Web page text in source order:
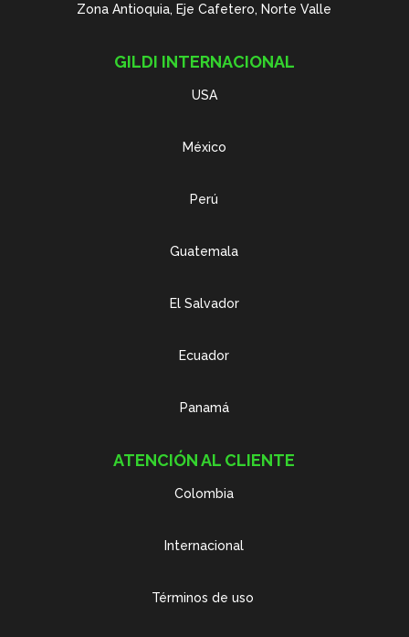
Zona Antioquia, Eje Cafetero, Norte Valle
GILDI INTERNACIONAL
USA
México
Perú
Guatemala
El Salvador
Ecuador
Panamá
ATENCIÓN AL CLIENTE
Colombia
Internacional
Términos de uso